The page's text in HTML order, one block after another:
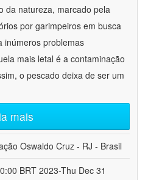
da natureza, marcado pela
por garimpeiros em busca
inúmeros problemas
mais letal é a contaminação
o pescado deixa de ser um
mais
Oswaldo Cruz - RJ - Brasil
BRT 2023-Thu Dec 31